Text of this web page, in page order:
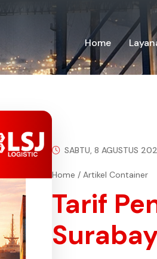
Home
SABTU, 8 AGUSTUS
Home / Artikel Container
Tarif